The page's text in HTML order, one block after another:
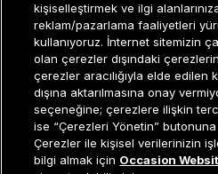
Sepete
Müşteri İlişkileri0 850 800 01 20
ERKEK KATEGORILER
Occasion bir EREN PERAKENDE
kişiselleştirmek ve ilgi
reklam/pazarlama faaliyetleri
kullanıyoruz. İnternet sitemizin
olan çerezler dışındaki
çerezler aracılığıyla elde edilen
dışına aktarılmasına onay
seçeneğine; çerezlere ilişkin
ise “Çerezleri Yönetin” butonuna
Çerezler ile kişisel verilerinizin
bilgi almak için Occasion